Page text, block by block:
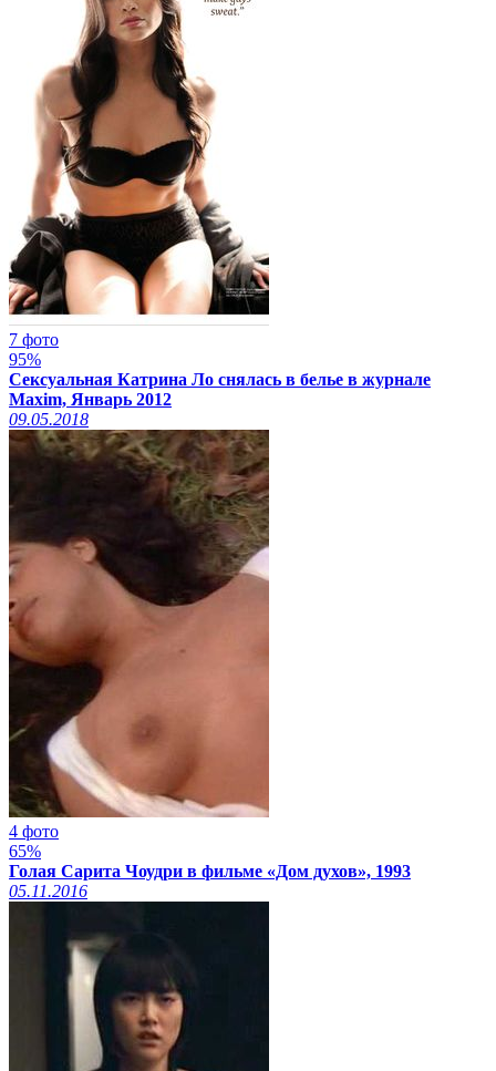
7 фото
95%
Сексуальная Катрина Ло снялась в белье в журнале
Maxim, Январь 2012
09.05.2018
4 фото
65%
Голая Сарита Чоудри в фильме «Дом духов», 1993
05.11.2016